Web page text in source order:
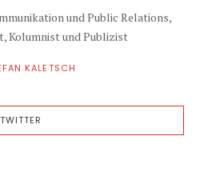
und Public Relations,
Kolumnist und Publizist
KALETSCH
TWITTER